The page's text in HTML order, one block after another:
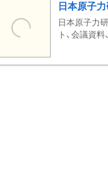
日本原子
日本原子力
ト、会議資